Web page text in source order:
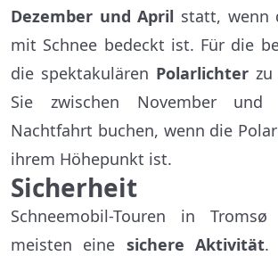
Dezember und April statt, wenn
mit Schnee bedeckt ist. Für die
die spektakulären Polarlichter
Sie zwischen November und
Nachtfahrt buchen, wenn die
ihrem Höhepunkt ist.
Sicherheit
Schneemobil-Touren in
meisten eine sichere Aktivität.